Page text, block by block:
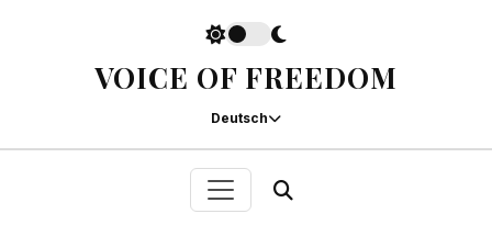
VOICE OF FREEDOM
Deutsch